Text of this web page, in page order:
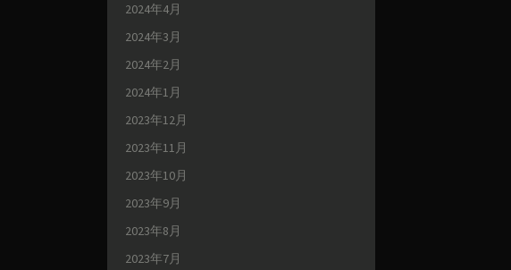
2024年4月
2024年3月
2024年2月
2024年1月
2023年12月
2023年11月
2023年10月
2023年9月
2023年8月
2023年7月